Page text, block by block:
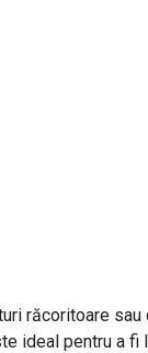
răcoritoare sau
ideal pentru a fi